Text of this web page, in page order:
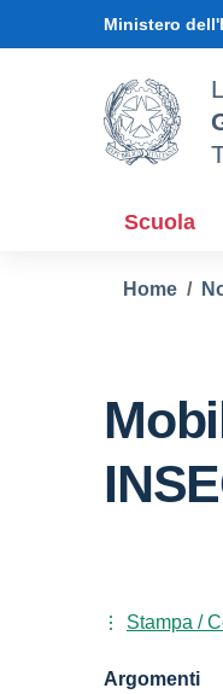
Ministero
Scuola
Home
Stampa /
Argomenti